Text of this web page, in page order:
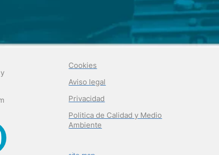
Cookies
Aviso legal
Privacidad
Politica de Calidad y Medio
Ambiente